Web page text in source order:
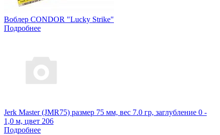
Воблер CONDOR "Lucky Strike"
Подробнее
Jerk Master (JMR75) размер 75 мм, вес 7.0 гр, заглубление 0 -
1,0 м, цвет 206
Подробнее